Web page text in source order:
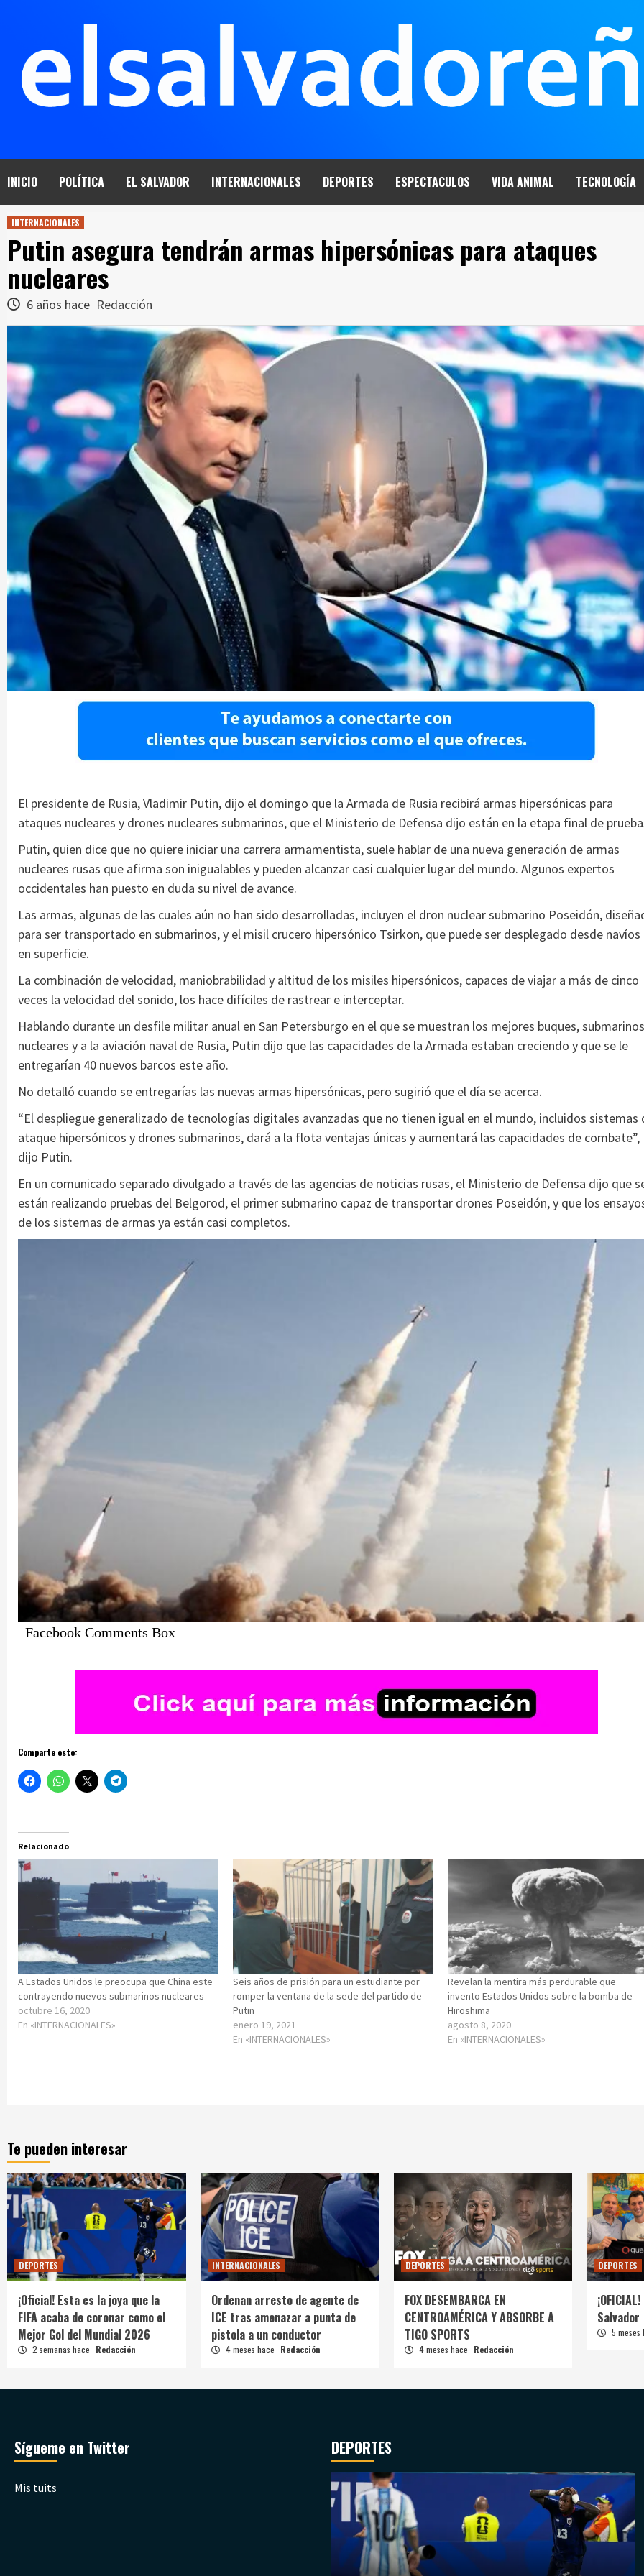
INICIO POLÍTICA EL SALVADOR INTERNACIONALES DEPORTES ESPECTACULOS VIDA ANIMAL TECNOLOGÍA
INTERNACIONALES
Putin asegura tendrán armas hipersónicas para ataques
nucleares
6 años hace Redacción
El presidente de Rusia, Vladimir Putin, dijo el domingo que la Armada de Rusia recibirá armas hipersónicas para
ataques nucleares y drones nucleares submarinos, que el Ministerio de Defensa dijo están en la etapa final de
Putin, quien dice que no quiere iniciar una carrera armamentista, suele hablar de una nueva generación de armas
nucleares rusas que afirma son inigualables y pueden alcanzar casi cualquier lugar del mundo. Algunos expertos
occidentales han puesto en duda su nivel de avance.
Las armas, algunas de las cuales aún no han sido desarrolladas, incluyen el dron nuclear submarino Poseidón,
para ser transportado en submarinos, y el misil crucero hipersónico Tsirkon, que puede ser desplegado desde navíos
en superficie.
La combinación de velocidad, maniobrabilidad y altitud de los misiles hipersónicos, capaces de viajar a más de cinco
veces la velocidad del sonido, los hace difíciles de rastrear e interceptar.
Hablando durante un desfile militar anual en San Petersburgo en el que se muestran los mejores buques, submarinos
nucleares y a la aviación naval de Rusia, Putin dijo que las capacidades de la Armada estaban creciendo y que se le
entregarían 40 nuevos barcos este año.
No detalló cuando se entregarías las nuevas armas hipersónicas, pero sugirió que el día se acerca.
“El despliegue generalizado de tecnologías digitales avanzadas que no tienen igual en el mundo, incluidos sistemas
ataque hipersónicos y drones submarinos, dará a la flota ventajas únicas y aumentará las capacidades de combate”,
dijo Putin.
En un comunicado separado divulgado a través de las agencias de noticias rusas, el Ministerio de Defensa dijo que
están realizando pruebas del Belgorod, el primer submarino capaz de transportar drones Poseidón, y que los
de los sistemas de armas ya están casi completos.
Facebook Comments Box
Comparte esto:
Relacionado
A Estados Unidos le preocupa que China este
contrayendo nuevos submarinos nucleares
octubre 16, 2020
En «INTERNACIONALES»
Seis años de prisión para un estudiante por
romper la ventana de la sede del partido de
Putin
enero 19, 2021
En «INTERNACIONALES»
Revelan la mentira más perdurable que
invento Estados Unidos sobre la bomba de
Hiroshima
agosto 8, 2020
En «INTERNACIONALES»
Te pueden interesar
DEPORTES
¡Oficial! Esta es la joya que la
FIFA acaba de coronar como el
Mejor Gol del Mundial 2026
2 semanas hace Redacción
INTERNACIONALES
Ordenan arresto de agente de
ICE tras amenazar a punta de
pistola a un conductor
4 meses hace Redacción
DEPORTES
FOX DESEMBARCA EN
CENTROAMÉRICA Y ABSORBE A
TIGO SPORTS
4 meses hace Redacción
DEPORTES
Salvador
5 meses
Sígueme en Twitter
Mis tuits
DEPORTES